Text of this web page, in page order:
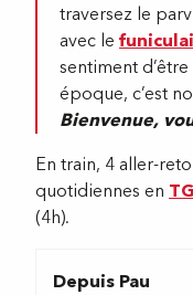
En avion
En bus /
traversez le
avec le
sentiment d’être
époque, c’est
Bienvenue,
En train, 4 aller-
quotidiennes en
(4h).
Depuis Pau